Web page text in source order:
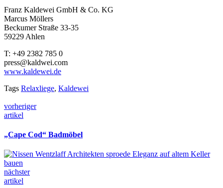
Franz Kaldewei GmbH & Co. KG
Marcus Möllers
Beckumer Straße 33-35
59229 Ahlen
T: +49 2382 785 0
press@kaldwei.com
www.kaldewei.de
Tags Relaxliege, Kaldewei
vorheriger
artikel
„Cape Cod“ Badmöbel
nächster
artikel